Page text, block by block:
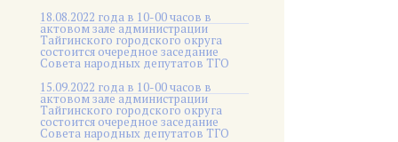
18.08.2022 года в 10-00 часов в
актовом зале администрации
Тайгинского городского округа
состоится очередное заседание
Совета народных депутатов ТГО
15.09.2022 года в 10-00 часов в
актовом зале администрации
Тайгинского городского округа
состоится очередное заседание
Совета народных депутатов ТГО